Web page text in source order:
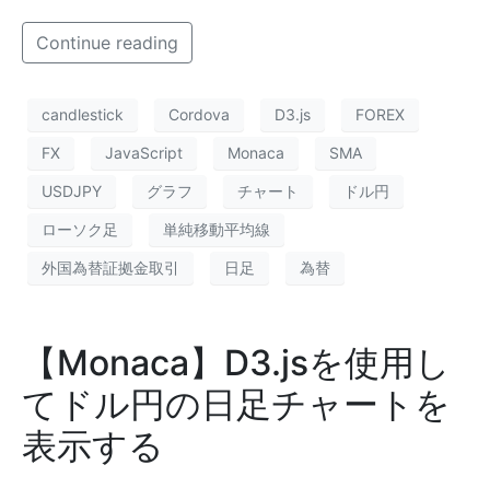
Continue reading
candlestick Cordova D3.js FOREX
FX JavaScript Monaca SMA
USDJPY グラフ チャート ドル円
ローソク足 単純移動平均線
外国為替証拠金取引 日足 為替
【Monaca】D3.jsを使用し
てドル円の日足チャートを
表示する